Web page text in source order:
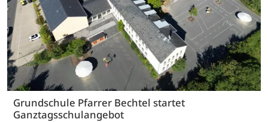
Grundschule Pfarrer Bechtel startet
Ganztagsschulangebot